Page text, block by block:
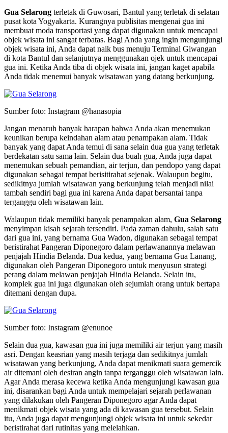
Gua Selarong terletak di Guwosari, Bantul yang terletak di selatan
pusat kota Yogyakarta. Kurangnya publisitas mengenai gua ini
membuat moda transportasi yang dapat digunakan untuk mencapai
objek wisata ini sangat terbatas. Bagi Anda yang ingin mengunjungi
objek wisata ini, Anda dapat naik bus menuju Terminal Giwangan
di kota Bantul dan selanjutnya menggunakan ojek untuk mencapai
gua ini. Ketika Anda tiba di objek wisata ini, jangan kaget apabila
Anda tidak menemui banyak wisatawan yang datang berkunjung.
Sumber foto: Instagram @hanasopia
Jangan menaruh banyak harapan bahwa Anda akan menemukan
keunikan berupa keindahan alam atau penampakan alam. Tidak
banyak yang dapat Anda temui di sana selain dua gua yang terletak
berdekatan satu sama lain. Selain dua buah gua, Anda juga dapat
menemukan sebuah pemandian, air terjun, dan pendopo yang dapat
digunakan sebagai tempat berisitirahat sejenak. Walaupun begitu,
sedikitnya jumlah wisatawan yang berkunjung telah menjadi nilai
tambah sendiri bagi gua ini karena Anda dapat bersantai tanpa
terganggu oleh wisatawan lain.
Walaupun tidak memiliki banyak penampakan alam, Gua Selarong
menyimpan kisah sejarah tersendiri. Pada zaman dahulu, salah satu
dari gua ini, yang bernama Gua Wadon, digunakan sebagai tempat
beristirahat Pangeran Diponegoro dalam perlawanannya melawan
penjajah Hindia Belanda. Dua kedua, yang bernama Gua Lanang,
digunakan oleh Pangeran Diponegoro untuk menyusun strategi
perang dalam melawan penjajah Hindia Belanda. Selain itu,
komplek gua ini juga digunakan oleh sejumlah orang untuk bertapa
ditemani dengan dupa.
Sumber foto: Instagram @enunoe
Selain dua gua, kawasan gua ini juga memiliki air terjun yang masih
asri. Dengan keasrian yang masih terjaga dan sedikitnya jumlah
wisatawan yang berkunjung, Anda dapat menikmati suara gemercik
air ditemani oleh desiran angin tanpa terganggu oleh wisatawan lain.
Agar Anda merasa kecewa ketika Anda mengunjungi kawasan gua
ini, disarankan bagi Anda untuk mempelajari sejarah perlawanan
yang dilakukan oleh Pangeran Diponegoro agar Anda dapat
menikmati objek wisata yang ada di kawasan gua tersebut. Selain
itu, Anda juga dapat mengunjungi objek wisata ini untuk sekedar
beristirahat dari rutinitas yang melelahkan.